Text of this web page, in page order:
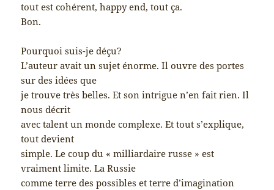
tout est cohérent, happy end, tout ça.
Bon.
Pourquoi suis-je déçu?
L’auteur avait un sujet énorme. Il ouvre des portes
sur des idées que
je trouve très belles. Et son intrigue n’en fait rien. Il
nous décrit
avec talent un monde complexe. Et tout s’explique,
tout devient
simple. Le coup du « milliardaire russe » est
vraiment limite. La Russie
comme terre des possibles et terre d’imagination